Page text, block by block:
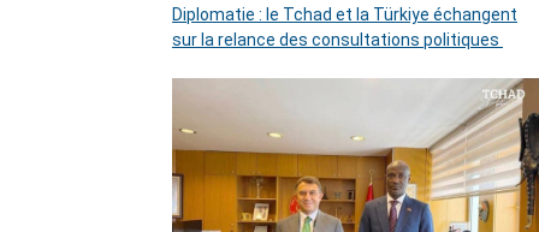
Diplomatie : le Tchad et la Türkiye échangent
sur la relance des consultations politiques